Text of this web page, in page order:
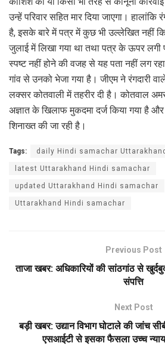
उन्हें परिवार सहित मार दिया जाएगा। हालांकि
है, इसके बारे में पत्र में कुछ भी उल्लेखित नहीं
जुलाई में लिखा गया था तथा पत्र के ऊपर लगी
स्पष्ट नहीं होने की वजह से यह पता नहीं लग
गांव से उनको भेजा गया है। जीएम ने रंगदारी
लक्सर कोतवाली में तहरीर दी है। कोतवाल
अज्ञात के खिलाफ मुकदमा दर्ज किया गया है
शिनाख्त की जा रही है।
Tags: daily Hindi samachar Uttarakhand
latest Uttarakhand Hindi samachar
updated Uttarakhand Hindi samachar
Uttarakhand Hindi samachar
Previous Post
ताजा खबर: अधिकारियों की सांठगांठ से
संपत्ति
Next Post
बड़ी खबर: उद्यान विभाग घोटाले की जांच
एसआईटी से इसका फैसला उच्च